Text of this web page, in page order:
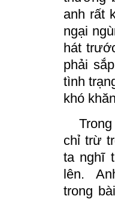
anh rất
ngại
hát
phải
tình
khó
chỉ trừ
ta nghĩ
lên.
trong